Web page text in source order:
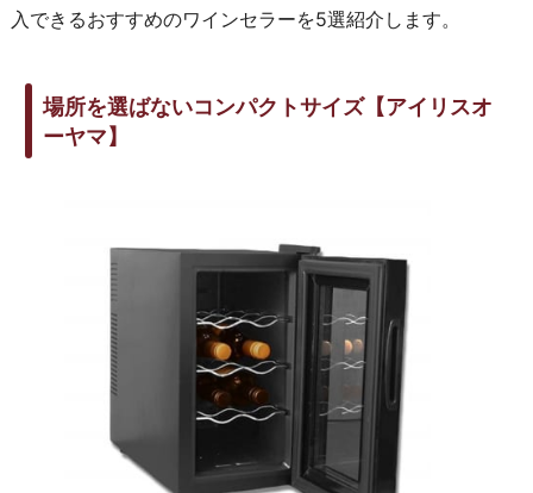
入できるおすすめのワインセラーを5選紹介します。
場所を選ばないコンパクトサイズ【アイリスオ
ーヤマ】